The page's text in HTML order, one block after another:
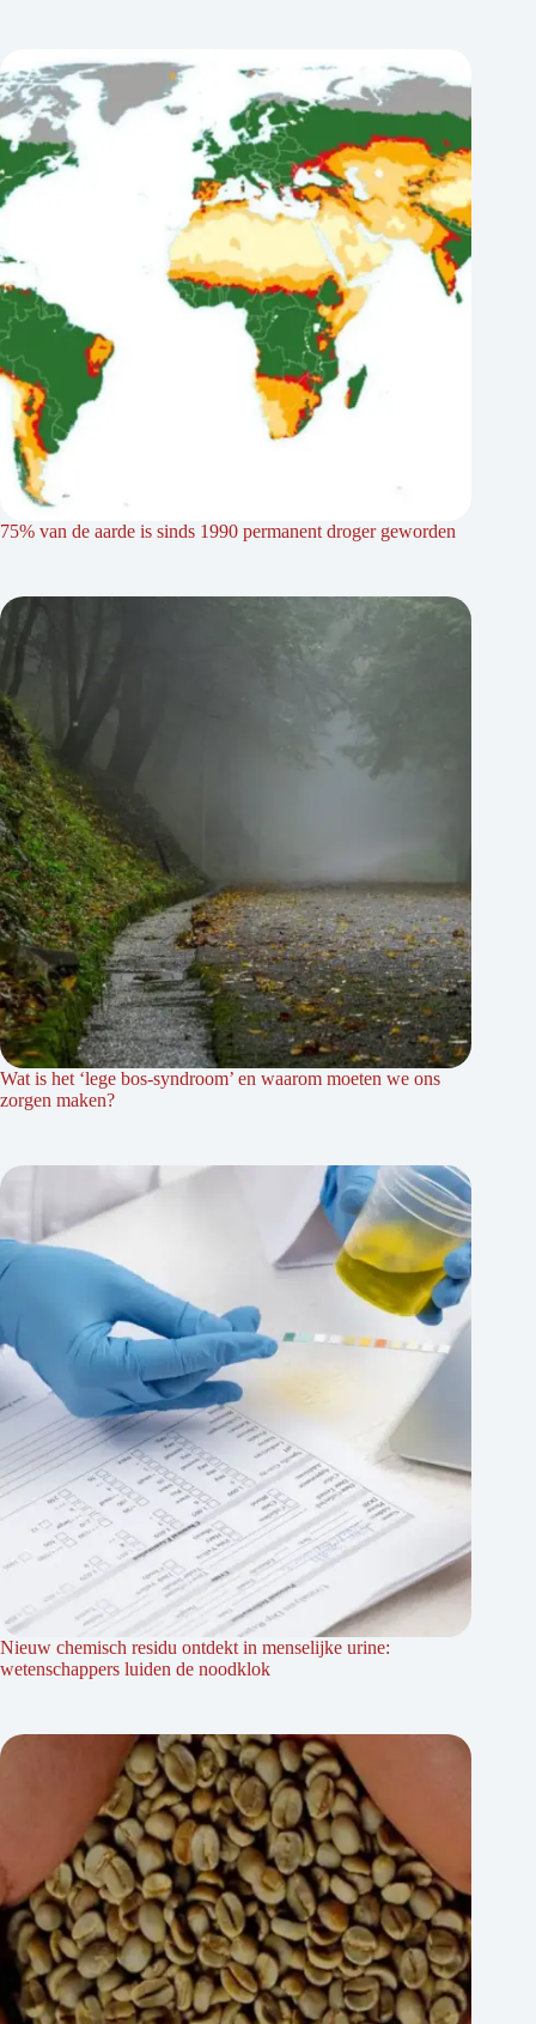
75% van de aarde is sinds 1990 permanent droger geworden
Wat is het ‘lege bos-syndroom’ en waarom moeten we ons
zorgen maken?
Nieuw chemisch residu ontdekt in menselijke urine:
wetenschappers luiden de noodklok